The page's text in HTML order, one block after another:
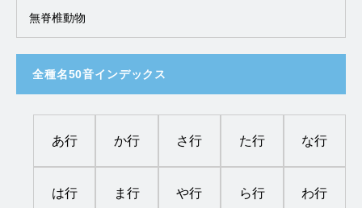
無脊椎動物
全種名50音インデックス
あ行 か行 さ行 た行 な行
は行 ま行 や行 ら行 わ行